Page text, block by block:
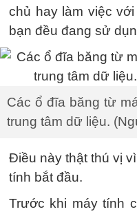
chủ hay làm việc
bạn đều đang sử
Các ổ đĩa băng từ
trung tâm dữ liệu.
Điều này thật thú vị
tính bắt đầu.
Trước khi máy tính